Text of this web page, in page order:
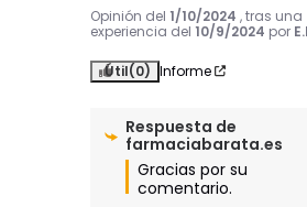
Opinión del 1/10/2024 , tras una
experiencia del 10/9/2024 por
Útil(0) Informe
Respuesta de
farmaciabarata.es
Gracias por su
comentario.